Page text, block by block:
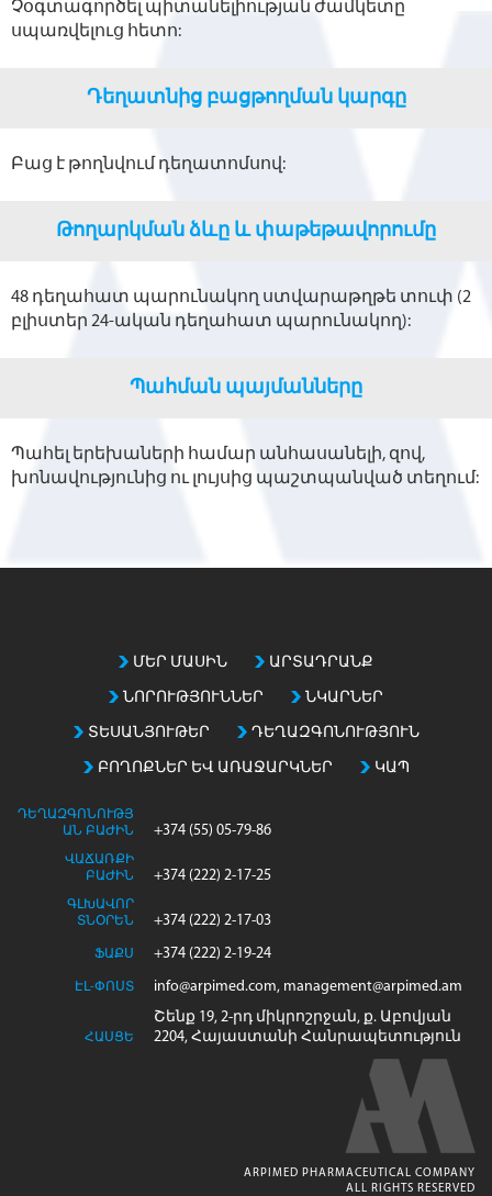
Չօգտագործել պիտանելիության ժամկետը
սպառվելուց հետո:
Դեղատնից բացթողման կարգը
Բաց է թողնվում դեղատոմսով:
Թողարկման ձևը և փաթեթավորումը
48 դեղահատ պարունակող ստվարաթղթե տուփ (2
բլիստեր 24-ական դեղահատ պարունակող):
Պահման պայմանները
Պահել երեխաների համար անհասանելի, զով,
խոնավությունից ու լույսից պաշտպանված տեղում:
ՄԵՐ ՄԱՍԻՆ ԱՐՏԱԴՐԱՆՔ
ՆՈՐՈՒԹՅՈՒՆՆԵՐ ՆԿԱՐՆԵՐ
ՏԵՍԱՆՅՈՒԹԵՐ ԴԵՂԱԶԳՈՆՈՒԹՅՈՒՆ
ԲՈՂՈՔՆԵՐ ԵՎ ԱՌԱՋԱՐԿՆԵՐ ԿԱՊ
ԴԵՂԱԶԳՈՆՈՒԹՅ
ԱՆ ԲԱԺԻՆ
+374 (55) 05-79-86
ՎԱՃԱՌՔԻ
ԲԱԺԻՆ
+374 (222) 2-17-25
ԳԼԽԱՎՈՐ
ՏՆՕՐԵՆ
+374 (222) 2-17-03
ՖԱՔՍ +374 (222) 2-19-24
ԷԼ-ՓՈՍՏ info@arpimed.com, management@arpimed.am
ՀԱՍՑԵ
Շենք 19, 2-րդ միկրոշրջան, ք. Աբովյան
2204, Հայաստանի Հանրապետություն
ARPIMED PHARMACEUTICAL COMPANY
ALL RIGHTS RESERVED